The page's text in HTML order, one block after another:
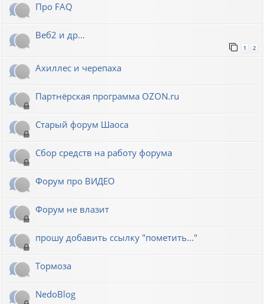
Про FAQ
Веб2 и др...
1 2
Ахиллес и черепаха
Партнёрская программа OZON.ru
Старый форум Шаоса
Сбор средств на работу форума
Форум про ВИДЕО
Форум не влазит
прошу добавить ссылку "пометить..."
Тормоза
NedoBlog